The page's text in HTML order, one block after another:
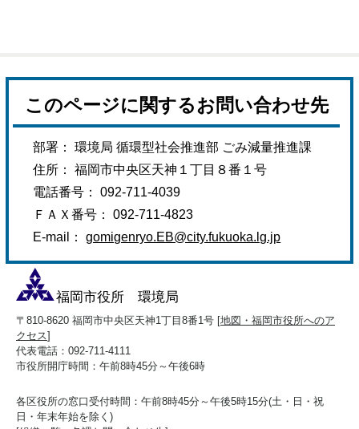
このページに関するお問い合わせ先
部署： 環境局 循環型社会推進部 ごみ減量推進課
住所： 福岡市中央区天神１丁目８番１号
電話番号： 092-711-4039
ＦＡＸ番号： 092-711-4823
E-mail：gomigenryo.EB@city.fukuoka.lg.jp
福岡市役所 環境局
〒810-8620 福岡市中央区天神1丁目8番1号 [地図・福岡市役所へのア
クセス]
代表電話：092-711-4111
市役所開庁時間：午前8時45分～午後6時
各区役所の窓口受付時間：午前8時45分～午後5時15分(土・日・祝
日・年末年始を除く)